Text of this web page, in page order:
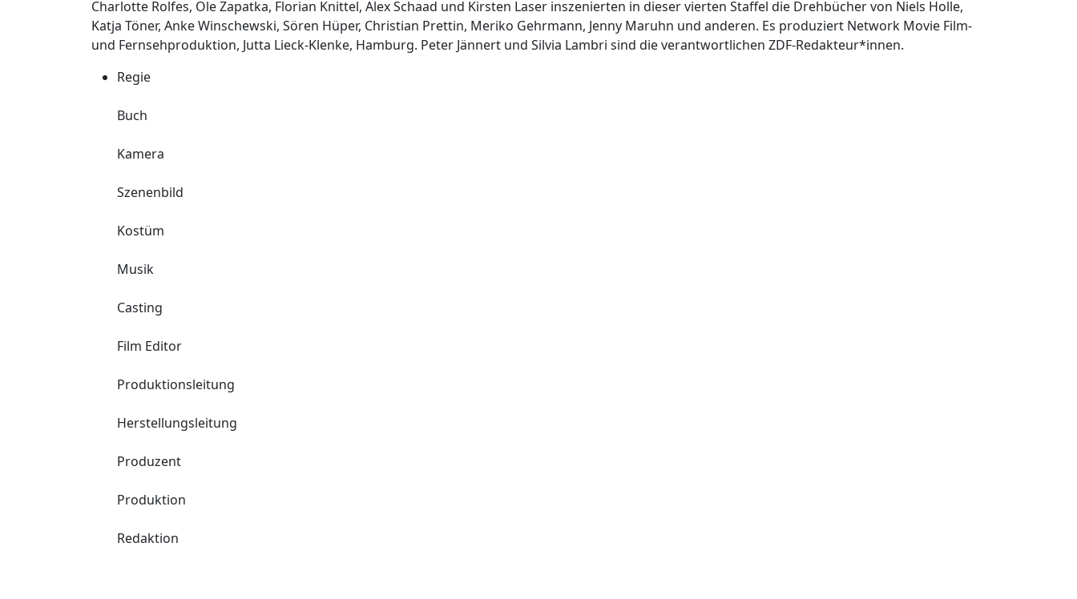
Charlotte Rolfes, Ole Zapatka, Florian Knittel, Alex Schaad und Kirsten Laser inszenierten in dieser vierten Staffel die Drehbücher von Niels Holle,
Katja Töner, Anke Winschewski, Sören Hüper, Christian Prettin, Meriko Gehrmann, Jenny Maruhn und anderen. Es produziert Network Movie Film-
und Fernsehproduktion, Jutta Lieck-Klenke, Hamburg. Peter Jännert und Silvia Lambri sind die verantwortlichen ZDF-Redakteur*innen.
Regie
Buch
Kamera
Szenenbild
Kostüm
Musik
Casting
Film Editor
Produktionsleitung
Herstellungsleitung
Produzent
Produktion
Redaktion